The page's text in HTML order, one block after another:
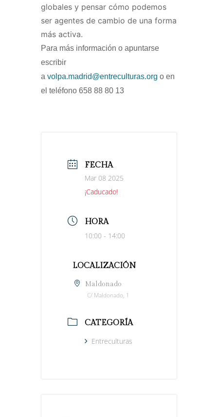
globales y pensar cómo podemos
ser agentes de cambio de una forma
más activa.
Para más información o apuntarse
escribir
a volpa.madrid@entreculturas.org o en
el teléfono 658 88 80 13
FECHA
Mar 08 2025
¡Caducado!
HORA
10:00 - 14:00
LOCALIZACIÓN
Maldonado
C/ Maldonado, 1
CATEGORÍA
Entreculturas